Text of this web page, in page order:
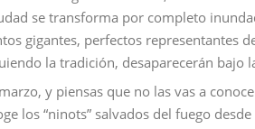
se transforma por completo
gigantes, perfectos representantes
la tradición, desaparecerán bajo
y piensas que no las vas a
los “ninots” salvados del fuego